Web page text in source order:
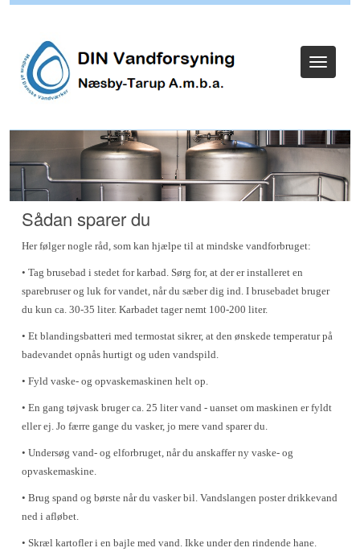
Toggle
Sådan sparer du
Her følger nogle råd, som kan hjælpe til at mindske vandforbruget:
• Tag brusebad i stedet for karbad. Sørg for, at der er installeret en
sparebruser og luk for vandet, når du sæber dig ind. I brusebadet bruger
du kun ca. 30-35 liter. Karbadet tager nemt 100-200 liter.
• Et blandingsbatteri med termostat sikrer, at den ønskede temperatur på
badevandet opnås hurtigt og uden vandspild.
• Fyld vaske- og opvaskemaskinen helt op.
• En gang tøjvask bruger ca. 25 liter vand - uanset om maskinen er fyldt
eller ej. Jo færre gange du vasker, jo mere vand sparer du.
• Undersøg vand- og elforbruget, når du anskaffer ny vaske- og
opvaskemaskine.
• Brug spand og børste når du vasker bil. Vandslangen poster drikkevand
ned i afløbet.
• Skræl kartofler i en bajle med vand. Ikke under den rindende hane.